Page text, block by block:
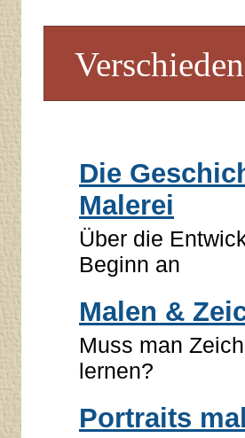
Die
Malerei
Über die
Beginn an
Malen &
Muss man
lernen?
Portraits